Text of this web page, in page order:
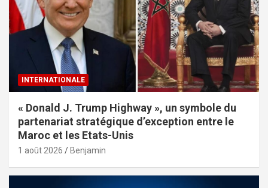
INTERNATIONALE
« Donald J. Trump Highway », un symbole du
partenariat stratégique d’exception entre le
Maroc et les Etats-Unis
1 août 2026 Benjamin